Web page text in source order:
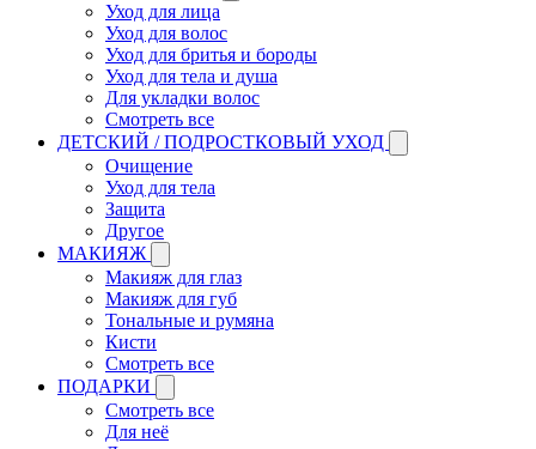
Уход для лица
Уход для волос
Уход для бритья и бороды
Уход для тела и душа
Для укладки волос
Смотреть все
ДЕТСКИЙ / ПОДРОСТКОВЫЙ УХОД
Очищение
Уход для тела
Защита
Другое
МАКИЯЖ
Макияж для глаз
Макияж для губ
Тональные и румяна
Кисти
Смотреть все
ПОДАРКИ
Смотреть все
Для неё